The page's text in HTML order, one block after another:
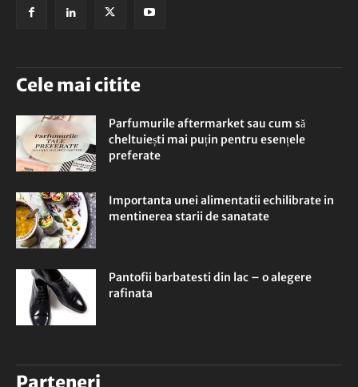
Cele mai citite
Parfumurile aftermarket sau cum să
cheltuiești mai puțin pentru esențele
preferate
Importanta unei alimentatii echilibrate in
mentinerea starii de sanatate
Pantofii barbatesti din lac – o alegere
rafinata
Parteneri